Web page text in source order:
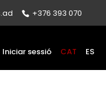
+376 393 070
Iniciar sessió CAT ES